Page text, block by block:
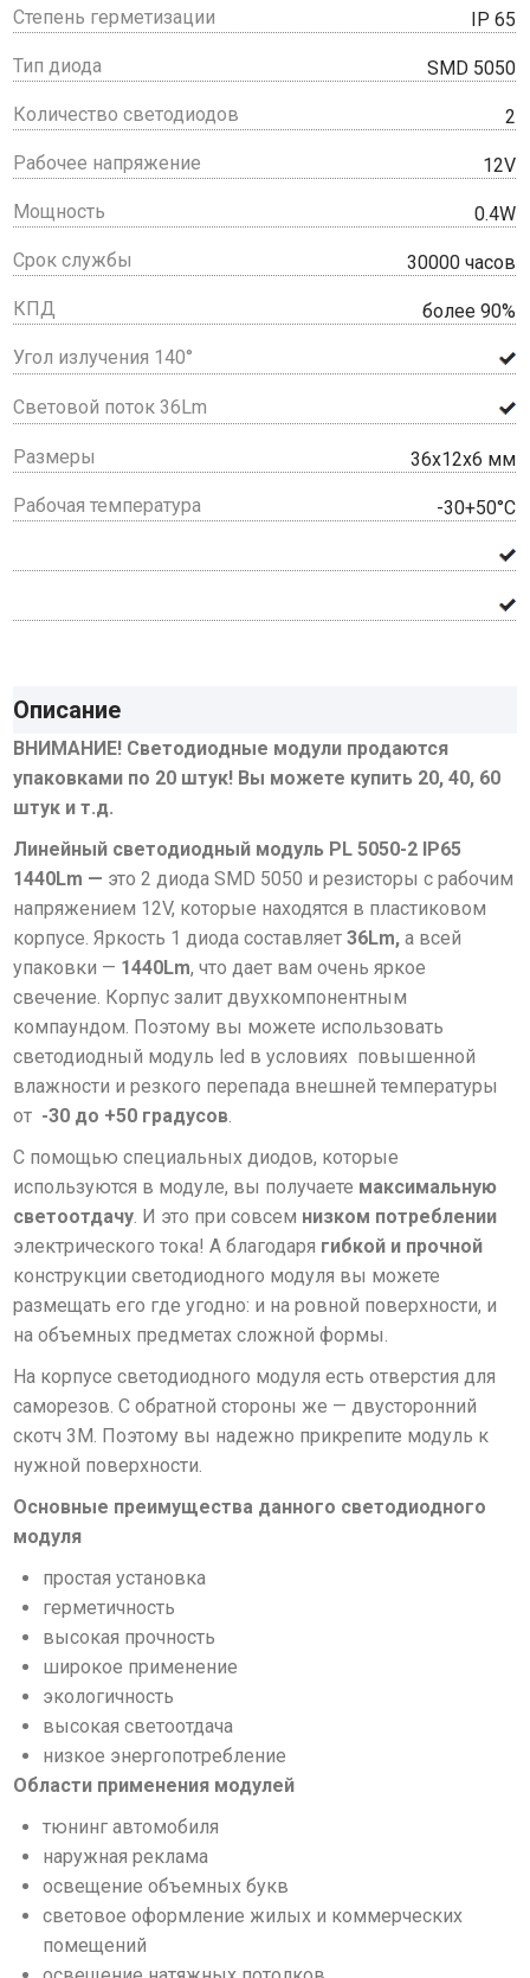
Степень герметизации IP 65
Тип диода SMD 5050
Количество светодиодов 2
Рабочее напряжение 12V
Мощность 0.4W
Срок службы 30000 часов
КПД более 90%
Угол излучения 140°
Световой поток 36Lm
Размеры 36x12x6 мм
Рабочая температура -30+50°С
Описание
ВНИМАНИЕ! Светодиодные модули продаются
упаковками по 20 штук! Вы можете купить 20, 40, 60
штук и т.д.
Линейный светодиодный модуль PL 5050-2 IP65
1440Lm — это 2 диода SMD 5050 и резисторы с рабочим
напряжением 12V, которые находятся в пластиковом
корпусе. Яркость 1 диода составляет36Lm,а всей
упаковки — 1440Lm, что дает вам очень яркое
свечение. Корпус залит двухкомпонентным
компаундом. Поэтому вы можете использовать
светодиодный модуль led в условиях повышенной
влажности и резкого перепада внешней температуры
от -30 до +50 градусов.
С помощью специальных диодов, которые
используются в модуле, вы получаете максимальную
светоотдачу. И это при совсем низком потреблении
электрического тока! А благодаря гибкой и прочной
конструкции светодиодного модуля вы можете
размещать его где угодно: и на ровной поверхности, и
на объемных предметах сложной формы.
На корпусе светодиодного модуля есть отверстия для
саморезов. С обратной стороны же — двусторонний
скотч 3М. Поэтому вы надежно прикрепите модуль к
нужной поверхности.
Основные преимущества данного светодиодного
модуля
простая установка
герметичность
высокая прочность
широкое применение
экологичность
высокая светоотдача
низкое энергопотребление
Области применения модулей
тюнинг автомобиля
наружная реклама
освещение объемных букв
световое оформление жилых и коммерческих
помещений